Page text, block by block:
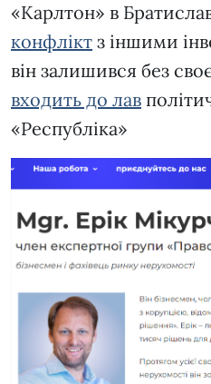
«Карлтон» в
конфлікт з іншими
він залишився без
входить до лав
«Республіка»